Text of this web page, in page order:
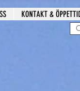
KONTAKT &